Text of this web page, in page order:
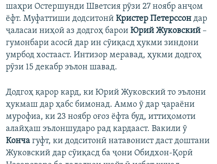
шаҳри Остершунди Шветсия рӯзи 27 ноябр анҷом
ёфт. Муфаттиши додситонӣ Кристер Петерссон дар
ҷаласаи ниҳоӣ аз додгоҳ барои Юрий Жуковский –
гумонбари асосӣ дар ин сӯиқасд ҳукми зиндони
умрбод хостааст. Интизор меравад, ҳукми додгоҳ
рӯзи 15 декабр эълон шавад.
Додгоҳ қарор кард, ки Юрий Жуковский то эълони
ҳукмаш дар ҳабс бимонад. Аммо ӯ дар ҷараёни
мурофиа, ки 23 ноябр оғоз ёфта буд, иттиҳомоти
алайҳаш эълоншударо рад кардааст. Вакили ӯ
Конча гуфт, ки додситонӣ натавонист даст доштани
Жуковский дар сӯиқасд ба ҷони Обидхон-Қорӣ